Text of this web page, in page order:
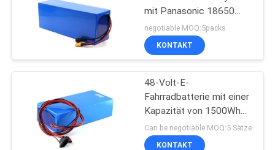
ÜBER
FABRIK-
AUSFLUG
QUALITÄTSKONTROLLE
mit Panasonic 18650
Zellen
negotiable MOQ:5packs
KONTAKT
48-Volt-E-
Fahrradbatterie mit einer
Kapazität von 1500Wh
und stabilen
Entlademerkmalen
Can be negotiable MOQ:5 Sätze
KONTAKT